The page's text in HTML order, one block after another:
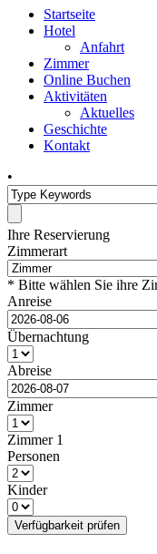
Startseite
Hotel
Anfahrt
Zimmer
Online Buchen
Aktivitäten
Aktuelles
Geschichte
Kontakt
•
Ihre Reservierung
Zimmerart
* Bitte wählen Sie ihre
Anreise
Übernachtung
Abreise
Zimmer
Zimmer 1
Personen
Kinder